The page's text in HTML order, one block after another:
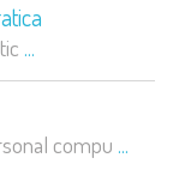
...
compu ...